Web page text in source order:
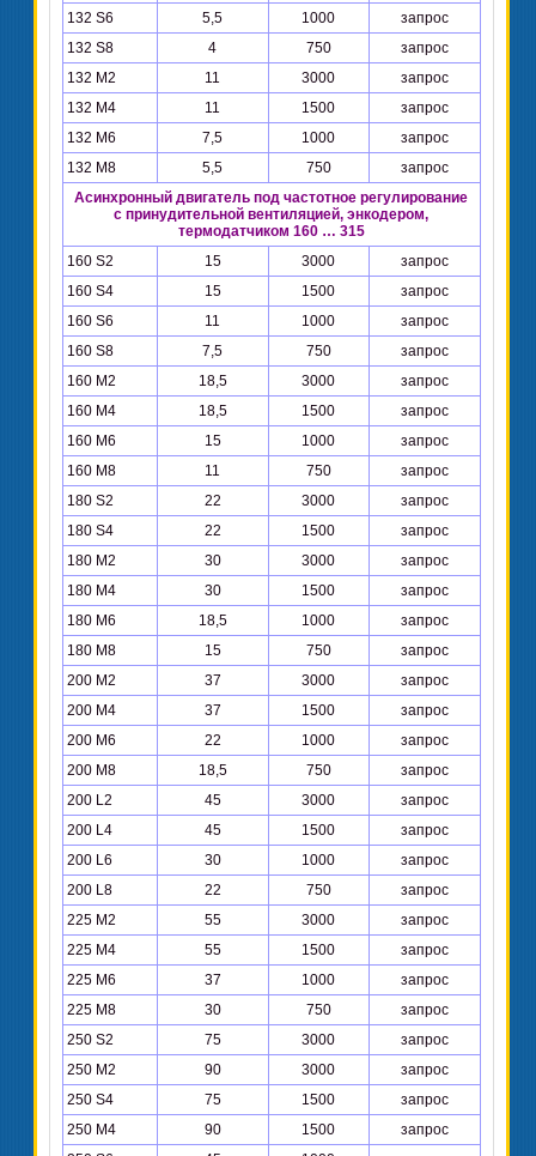
132 S6
5,5 1000
запрос
132 S8
4 750
запрос
132 М2
11 3000
запрос
132 М4
11 1500
запрос
132 М6
7,5 1000
запрос
132 М8
5,5 750
запрос
Асинхронный двигатель под частотное регулирование
с принудительной вентиляцией, энкодером,
термодатчиком 160 … 315
160 S2
15 3000
запрос
160 S4
15 1500
запрос
160 S6
11 1000
запрос
160 S8
7,5 750
запрос
160 М2
18,5 3000
запрос
160 М4
18,5 1500
запрос
160 М6
15 1000
запрос
160 М8
11 750
запрос
180 S2
22 3000
запрос
180 S4
22 1500
запрос
180 М2
30 3000
запрос
180 М4
30 1500
запрос
180 М6
18,5 1000
запрос
180 М8
15 750
запрос
200 М2
37 3000
запрос
200 М4
37 1500
запрос
200 М6
22 1000
запрос
200 М8
18,5 750
запрос
200 L2
45 3000
запрос
200 L4
45 1500
запрос
200 L6
30 1000
запрос
200 L8
22 750
запрос
225 М2
55 3000
запрос
225 М4
55 1500
запрос
225 М6
37 1000
запрос
225 М8
30 750
запрос
250 S2
75 3000
запрос
250 М2
90 3000
запрос
250 S4
75 1500
запрос
250 М4
90 1500
запрос